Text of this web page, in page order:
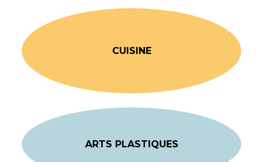
CUISINE
ARTS PLASTIQUES